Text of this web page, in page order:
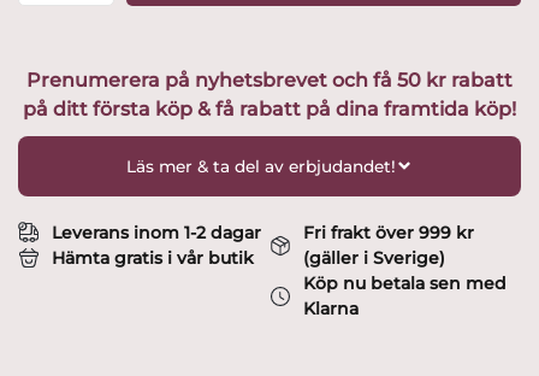
Coupe
med
originalkartong
Design
Prenumerera på nyhetsbrevet och få 50 kr rabatt
på ditt första köp & få rabatt på dina framtida köp!
Läs mer & ta del av erbjudandet!
Leverans inom 1-2 dagar
Hämta gratis i vår butik
Fri frakt över 999 kr
(gäller i Sverige)
Köp nu betala sen med
Klarna